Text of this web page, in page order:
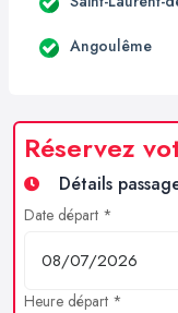
Angoulême
Réservez
Détails
Date départ *
Heure départ *